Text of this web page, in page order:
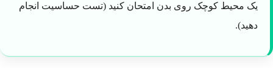
یک محیط کوچک روی بدن امتحان کنید (تست حساسیت انجام
دهید).